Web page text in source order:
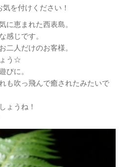
を付けください！
に恵まれた西表島。
感じです。
二人だけのお客様。
う☆
びに。
も吹っ飛んで癒されたみたいで
ょうね！